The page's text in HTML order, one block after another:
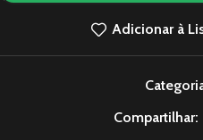
Adicionar à
Compartilhar: